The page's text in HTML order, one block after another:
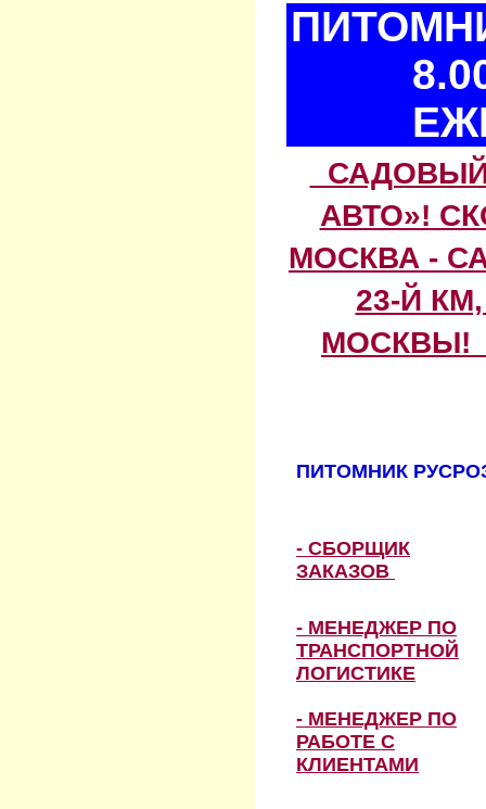
АВТО»!
МОСКВА -
23-Й
МОСКВЫ!
ПИТОМНИК
- СБОРЩИК
ЗАКАЗОВ
- МЕНЕДЖЕР ПО
ТРАНСПОРТНОЙ
ЛОГИСТИКЕ
- МЕНЕДЖЕР ПО
РАБОТЕ С
КЛИЕНТАМИ